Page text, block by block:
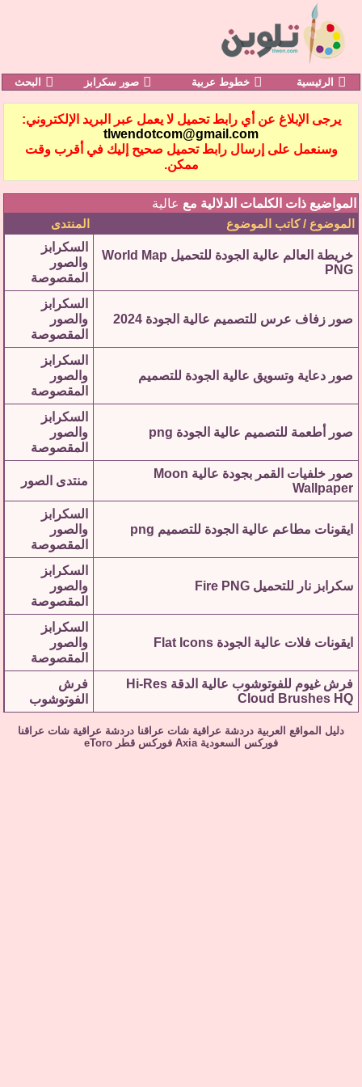
الرئيسية خطوط عربية صور سكرابز البحث
يرجى الإبلاغ عن أي رابط تحميل لا يعمل عبر البريد الإلكتروني:
tlwendotcom@gmail.com
وسنعمل على إرسال رابط تحميل صحيح إليك في أقرب وقت
ممكن.
المواضيع ذات الكلمات الدلالية مع عالية
الموضوع / كاتب الموضوع المنتدى
خريطة العالم عالية الجودة للتحميل World Map
PNG
السكرابز
والصور
المقصوصة
صور زفاف عرس للتصميم عالية الجودة 2024
السكرابز
والصور
المقصوصة
صور دعاية وتسويق عالية الجودة للتصميم
السكرابز
والصور
المقصوصة
صور أطعمة للتصميم عالية الجودة png
السكرابز
والصور
المقصوصة
صور خلفيات القمر بجودة عالية Moon
Wallpaper
منتدى الصور
ايقونات مطاعم عالية الجودة للتصميم png
السكرابز
والصور
المقصوصة
سكرابز نار للتحميل Fire PNG
السكرابز
والصور
المقصوصة
ايقونات فلات عالية الجودة Flat Icons
السكرابز
والصور
المقصوصة
فرش غيوم للفوتوشوب عالية الدقة Hi-Res
Cloud Brushes HQ
فرش
الفوتوشوب
دليل المواقع العربية دردشة عراقية شات عراقنا دردشة عراقية شات عراقنا
فوركس السعودية Axia فوركس قطر eToro